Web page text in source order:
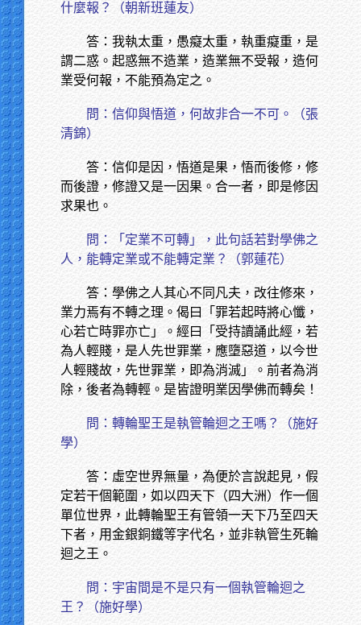
什麼報？（朝新班蓮友）
答：我執太重，愚癡太重，執重癡重，是
謂二惑。起惑無不造業，造業無不受報，造何
業受何報，不能預為定之。
問：信仰與悟道，何故非合一不可。（張
清錦）
答：信仰是因，悟道是果，悟而後修，修
而後證，修證又是一因果。合一者，即是修因
求果也。
問：「定業不可轉」，此句話若對學佛之
人，能轉定業或不能轉定業？（郭蓮花）
答：學佛之人其心不同凡夫，改往修來，
業力焉有不轉之理。偈曰「罪若起時將心懺，
心若亡時罪亦亡」。經曰「受持讀誦此經，若
為人輕賤，是人先世罪業，應墮惡道，以今世
人輕賤故，先世罪業，即為消滅」。前者為消
除，後者為轉輕。是皆證明業因學佛而轉矣！
問：轉輪聖王是執管輪迴之王嗎？（施好
學）
答：虛空世界無量，為便於言說起見，假
定若干個範圍，如以四天下（四大洲）作一個
單位世界，此轉輪聖王有管領一天下乃至四天
下者，用金銀銅鐵等字代名，並非執管生死輪
迴之王。
問：宇宙間是不是只有一個執管輪迴之
王？（施好學）